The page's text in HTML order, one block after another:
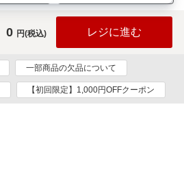
0 円(税込) レジに進む
一部商品の欠品について
【初回限定】1,000円OFFクーポン